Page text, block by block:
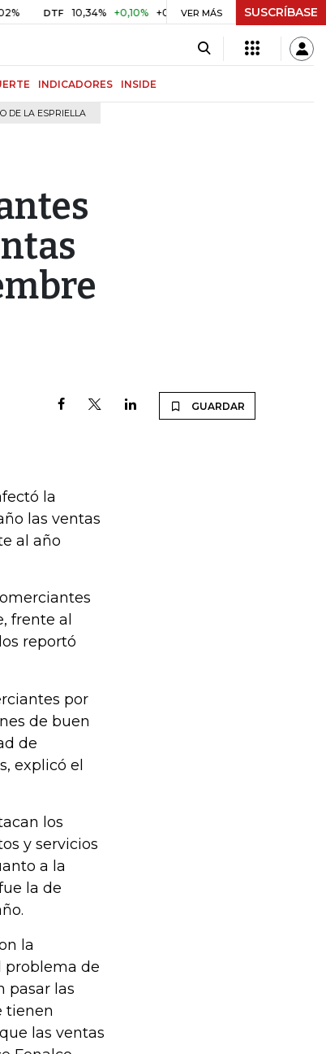
DTF 10,34% +0,10% +0,98% UVR $ 416,91 +$ 0,05
VER MÁS SUSCRÍBASE
INDICADORES INSIDE
DE LA ESPRIELLA
GUARDAR
la
las ventas
al año
frente al
reportó
por
de buen
de
explicó el
los
y servicios
a la
la de
la
problema de
pasar las
tienen
las ventas